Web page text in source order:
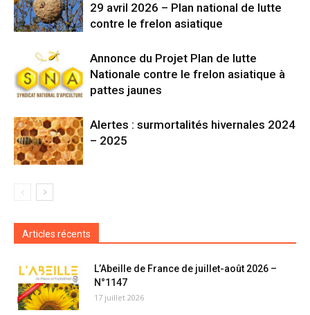
29 avril 2026 – Plan national de lutte
contre le frelon asiatique
Annonce du Projet Plan de lutte
Nationale contre le frelon asiatique à
pattes jaunes
Alertes : surmortalités hivernales 2024
– 2025
Articles récents
L’Abeille de France de juillet-août 2026 –
N°1147
17 juillet 2026